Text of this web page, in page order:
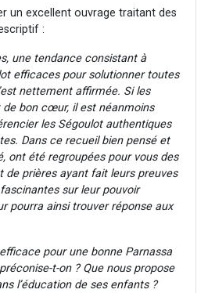
un excellent ouvrage traitant des
:
une tendance consistant à
efficaces pour solutionner toutes
nettement affirmée. Si les
de bon cœur, il est néanmoins
les Ségoulot authentiques
Dans ce recueil bien pensé et
ont été regroupées pour vous des
de prières ayant fait leurs preuves
sur leur pouvoir
pourra ainsi trouver réponse aux
pour une bonne Parnassa
t-on ? Que nous propose
l’éducation de ses enfants ?